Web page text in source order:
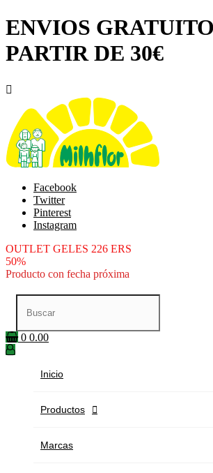
ENVIOS
PARTIR DE 30€

Facebook
Twitter
Pinterest
Instagram
OUTLET GELES 226 ERS
50%
Producto con fecha próxima
0 0.00
Inicio
Productos 
Marcas